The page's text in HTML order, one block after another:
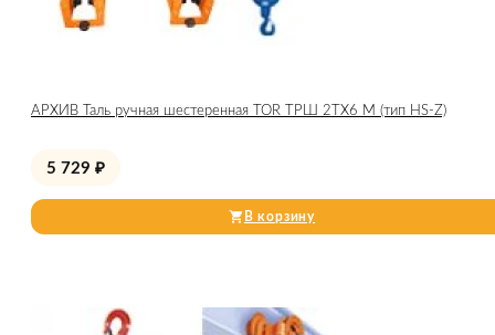
АРХИВ Таль ручная шестеренная TOR ТРШ 2ТХ6 М (тип HS-Z)
5 729 ₽
В корзину